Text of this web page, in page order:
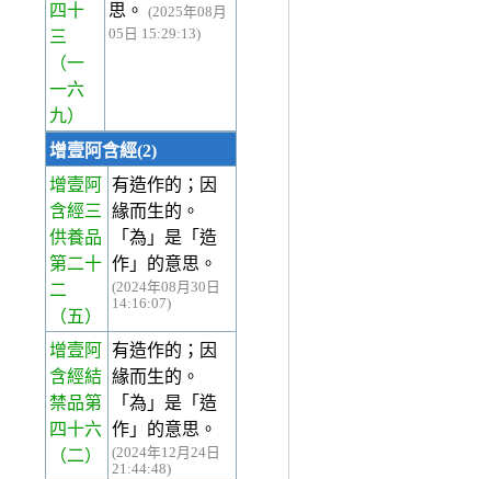
四十
三
（一
一六
九）
思。
(2025年08月
05日 15:29:13)
增壹阿含經(2)
增壹阿
含經三
供養品
第二十
二
（五）
有造作的；因
緣而生的。
「為」是「造
作」的意思。
(2024年08月30日
14:16:07)
增壹阿
含經結
禁品第
四十六
（二）
有造作的；因
緣而生的。
「為」是「造
作」的意思。
(2024年12月24日
21:44:48)